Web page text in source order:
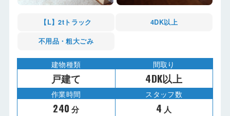
【L】2tトラック 4DK以上
不用品・粗大ごみ
建物種類
戸建て
間取り
4DK以上
作業時間
240 分
スタッフ数
4 人